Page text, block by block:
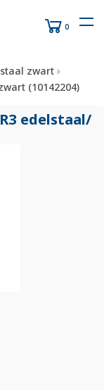
0
zwart
(10142204)
edelstaal/